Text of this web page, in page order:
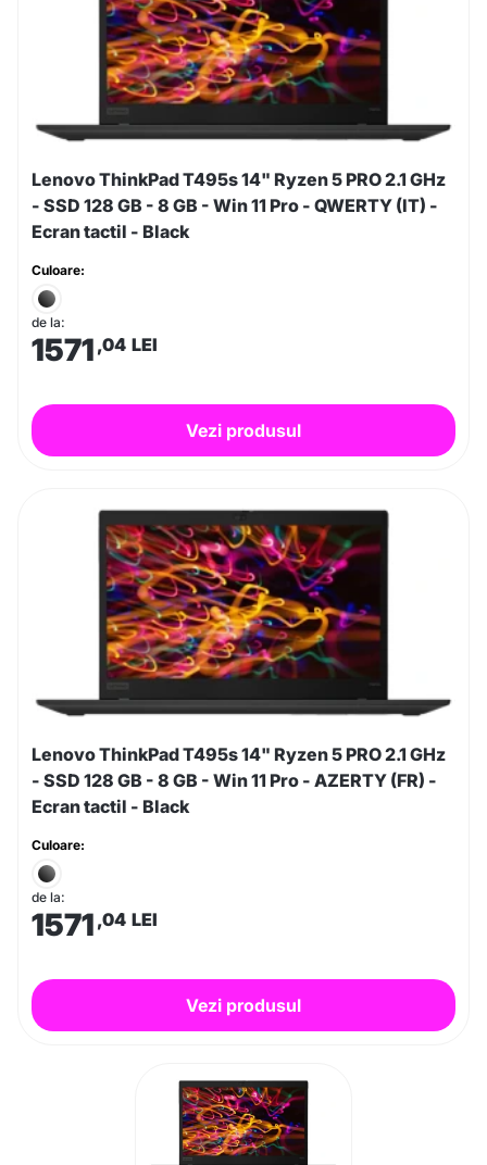
Lenovo ThinkPad T495s 14" Ryzen 5 PRO 2.1 GHz
- SSD 128 GB - 8 GB - Win 11 Pro - QWERTY (IT) -
Ecran tactil - Black
Culoare:
de la:
1571 ,04 LEI
Vezi produsul
Lenovo ThinkPad T495s 14" Ryzen 5 PRO 2.1 GHz
- SSD 128 GB - 8 GB - Win 11 Pro - AZERTY (FR) -
Ecran tactil - Black
Culoare:
de la:
1571 ,04 LEI
Vezi produsul